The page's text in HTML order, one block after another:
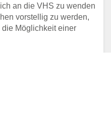
an die VHS zu wenden
vorstellig zu werden,
Möglichkeit einer